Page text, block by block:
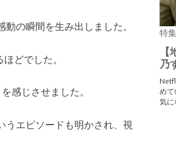
の瞬間を生み出しました。
どでした。
感じさせました。
うエピソードも明かされ、視